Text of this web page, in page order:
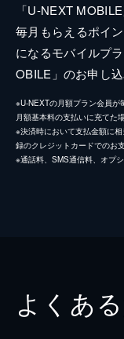
「U-NEXT
毎月もらえるポイ
になるモバイルプ
OBILE」のお申し
※U-NEXTの月額プラン会員
月額基本料の支払いに充てた場
※決済時において支払金額に
録のクレジットカードでのお
※通話料、SMS通信料、オプ
よくあ